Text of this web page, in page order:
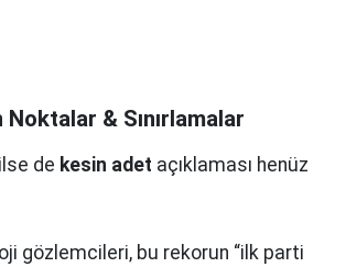
& Sınırlamalar
de kesin adet açıklaması henüz
gözlemcileri, bu rekorun “ilk parti